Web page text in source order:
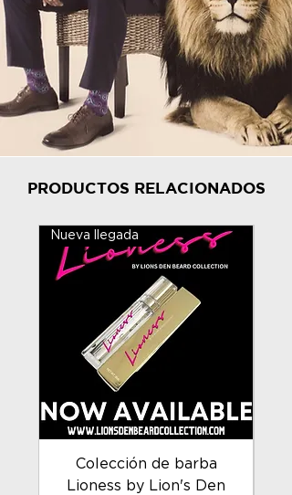
PRODUCTOS RELACIONADOS
Nueva llegada
Colección de barba
Lioness by Lion's Den